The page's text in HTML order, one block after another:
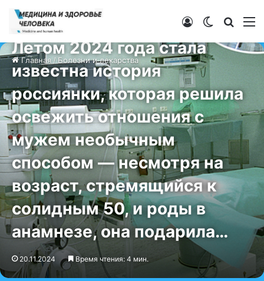
Switch skin
Войти
Главная /Болезни и лекарства
Болезни и лекарства
Летом 2024 года стала
известна история
россиянки, которая решила
освежить отношения с
мужем необычным
способом — несмотря на
возраст, стремящийся к
солидным 50, и роды в
анамнезе, она подарила…
20.11.2024 Время чтения: 4 мин.